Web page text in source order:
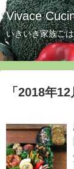
Vivace
いきいき家族ご
「 2018年12